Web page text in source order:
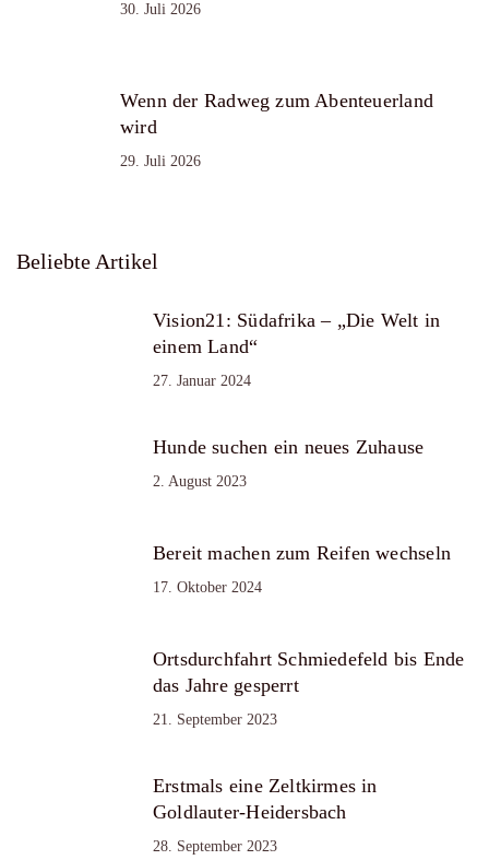
30. Juli 2026
Wenn der Radweg zum Abenteuerland
wird
29. Juli 2026
Beliebte Artikel
Vision21: Südafrika – „Die Welt in
einem Land“
27. Januar 2024
Hunde suchen ein neues Zuhause
2. August 2023
Bereit machen zum Reifen wechseln
17. Oktober 2024
Ortsdurchfahrt Schmiedefeld bis Ende
das Jahre gesperrt
21. September 2023
Erstmals eine Zeltkirmes in
Goldlauter-Heidersbach
28. September 2023